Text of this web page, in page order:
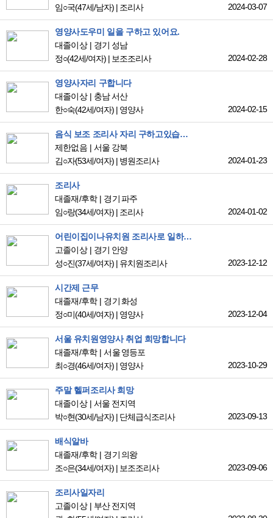
임○국(47세/남자) | 조리사 2024-03-07
영양사도우미 일을 구하고 있어요.
대졸이상
경기 성남
정○(42세/여자) | 보조조리사 2024-02-28
영양사자리 구합니다
대졸이상
충남 서산
한○숙(42세/여자) | 영양사 2024-02-15
음식 보조 조리사 자리 구하고있습니다
제한없음
서울 강북
김○자(53세/여자) | 병원조리사 2024-01-23
조리사
대졸재/후학
경기 파주
임○랑(34세/여자) | 조리사 2024-01-02
어린이집이나유치원 조리사로 일하고싶습니다
고졸이상
경기 안양
성○진(37세/여자) | 유치원조리사 2023-12-12
시간제 근무
대졸재/후학
경기 화성
정○미(40세/여자) | 영양사 2023-12-04
서울 유치원영양사 취업 희망합니다
대졸재/후학
서울 영등포
최○경(46세/여자) | 영양사 2023-10-29
주말 헬퍼조리사 희망
대졸이상
서울 전지역
박○현(30세/남자) | 단체급식조리사 2023-09-13
배식알바
대졸재/후학
경기 의왕
조○은(34세/여자) | 보조조리사 2023-09-06
조리사일자리
고졸이상
부산 전지역